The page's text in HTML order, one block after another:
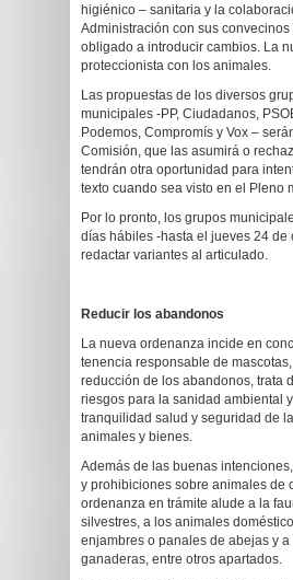
higiénico – sanitaria y la
Administración con sus convecinos
obligado a introducir cambios. La
proteccionista con los animales.
Las propuestas de los diversos
municipales -PP, Ciudadanos,
Podemos, Compromís y Vox –
Comisión, que las asumirá o
tendrán otra oportunidad para
texto cuando sea visto en el Pleno
Por lo pronto, los grupos
días hábiles -hasta el jueves 24 de
redactar variantes al articulado.
Reducir los abandonos
La nueva ordenanza incide en
tenencia responsable de
reducción de los abandonos, trata
riesgos para la sanidad ambiental
tranquilidad salud y seguridad de
animales y bienes.
Además de las buenas
y prohibiciones sobre animales de
ordenanza en trámite alude a la
silvestres, a los animales
enjambres o panales de abejas y
ganaderas, entre otros apartados.